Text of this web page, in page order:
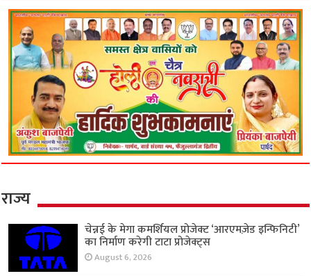
राज्य
चेन्नई के मेगा कमर्शियल प्रोजेक्ट ‘आरएमज़ेड इन्फिनिटी’
का निर्माण करेगी टाटा प्रोजेक्ट्स
August 6, 2026